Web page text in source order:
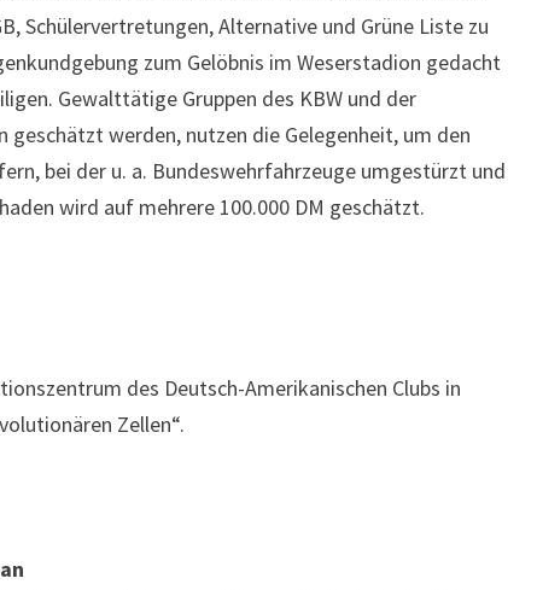
Schülervertretungen, Alternative und Grüne Liste zu
zum Gelöbnis im Weserstadion gedacht
Gewalttätige Gruppen des KBW und der
werden, nutzen die Gelegenheit, um den
bei der u. a. Bundeswehrfahrzeuge umgestürzt und
wird auf mehrere 100.000 DM geschätzt.
des Deutsch-Amerikanischen Clubs in
Zellen“.